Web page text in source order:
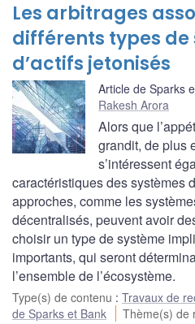
Les arbitrages
différents types de
d’actifs jetonisés
Article de Sparks
Rakesh Arora
Alors que
grandit, de plus
s’intéressent
caractéristiques des systèmes
approches, comme les
décentralisés, peuvent avoir
choisir un type de système
importants, qui seront
l’ensemble de l’écosystème.
Type(s) de contenu : Travaux de
de Sparks et Bank
Thème(s) de